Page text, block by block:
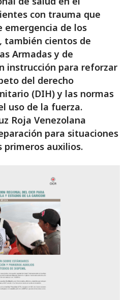
con trauma que
emergencia de los
también cientos de
Armadas y de
instrucción para reforzar
del derecho
(DIH) y las normas
uso de la fuerza.
Roja Venezolana
para situaciones
primeros auxilios.